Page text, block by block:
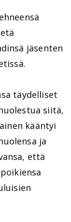
jäsenten
täydelliset
siitä,
kääntyi
ja
että